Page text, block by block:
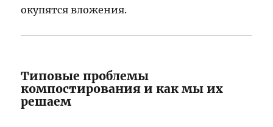
окупятся вложения.
Типовые проблемы
компостирования и как мы их
решаем